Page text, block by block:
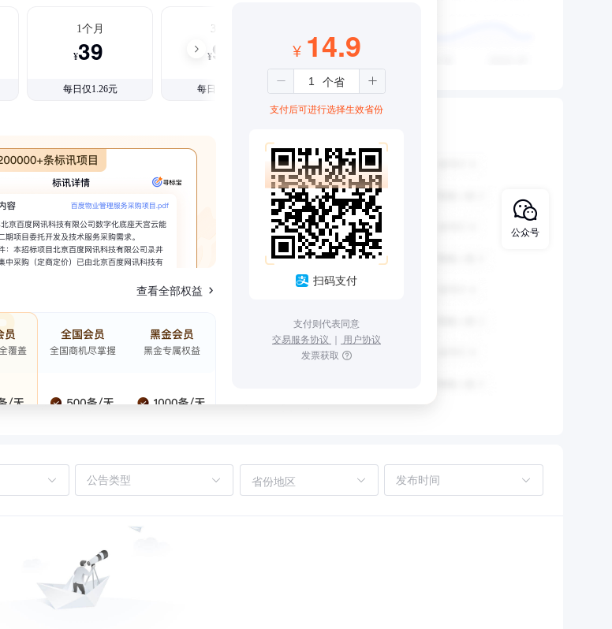
1个月
¥39
每日仅1.26元
3个月
¥99
每日仅1.08元
查看全部权益
¥ 14.9
支付后可进行选择生效省份
扫码支付
支付则代表同意
交易服务协议 ｜ 用户协议
发票获取
省份地区
公众号